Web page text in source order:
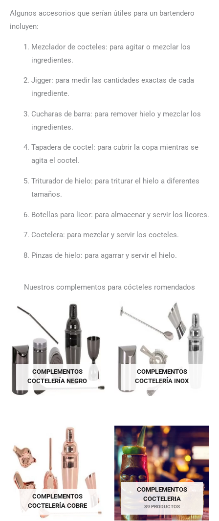
Algunos accesorios que serían útiles para un bartendero
incluyen:
Mezclador de cocteles: para agitar o mezclar los
ingredientes.
Jigger: para medir las cantidades exactas de cada
ingrediente.
Cucharas de barra: para remover hielo y mezclar los
ingredientes.
Tapadera de coctel: para cubrir la copa mientras se
agita el coctel.
Triturador de hielo: para triturar el hielo a diferentes
tamaños.
Botellas para licor: para almacenar y servir los licores.
Coctelera: para mezclar y servir los cocteles.
Pinzas de hielo: para agarrar y servir el hielo.
Nuestros complementos para cócteles romendados
COMPLEMENTOS
COCTELERÍA NEGRO
COMPLEMENTOS
COCTELERÍA INOX
COMPLEMENTOS
COCTELERÍA COBRE
COMPLEMENTOS
COCTELERIA
39 PRODUCTOS